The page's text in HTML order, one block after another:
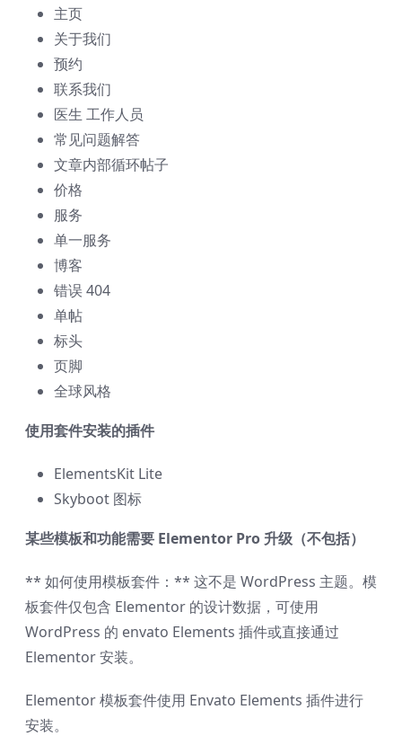
主页
关于我们
预约
联系我们
医生 工作人员
常见问题解答
文章内部循环帖子
价格
服务
单一服务
博客
错误 404
单帖
标头
页脚
全球风格
使用套件安装的插件
ElementsKit Lite
Skyboot 图标
某些模板和功能需要 Elementor Pro 升级（不包括）
** 如何使用模板套件：** 这不是 WordPress 主题。模
板套件仅包含 Elementor 的设计数据，可使用
WordPress 的 envato Elements 插件或直接通过
Elementor 安装。
Elementor 模板套件使用 Envato Elements 插件进行
安装。